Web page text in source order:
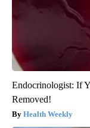
Endocrinologist: If
Removed!
Health Weekly